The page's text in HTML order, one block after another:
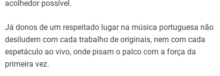
acolhedor possível.
Já donos de um respeitado lugar na música portuguesa não
desiludem com cada trabalho de originais, nem com cada
espetáculo ao vivo, onde pisam o palco com a força da
primeira vez.